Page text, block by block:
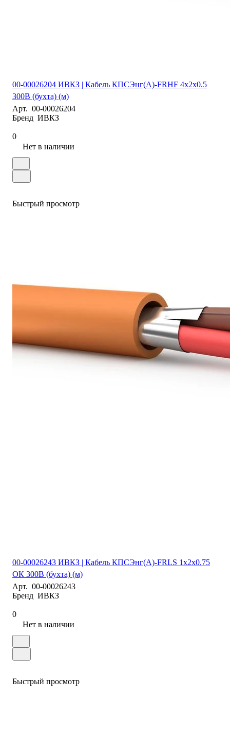
00-00026204 ИВКЗ | Кабель КПСЭнг(А)-FRHF 4х2х0.5
300В (бухта) (м)
Арт. 00-00026204
Бренд ИВКЗ
0
Нет в наличии
Быстрый просмотр
00-00026243 ИВКЗ | Кабель КПСЭнг(А)-FRLS 1х2х0.75
ОК 300В (бухта) (м)
Арт. 00-00026243
Бренд ИВКЗ
0
Нет в наличии
Быстрый просмотр